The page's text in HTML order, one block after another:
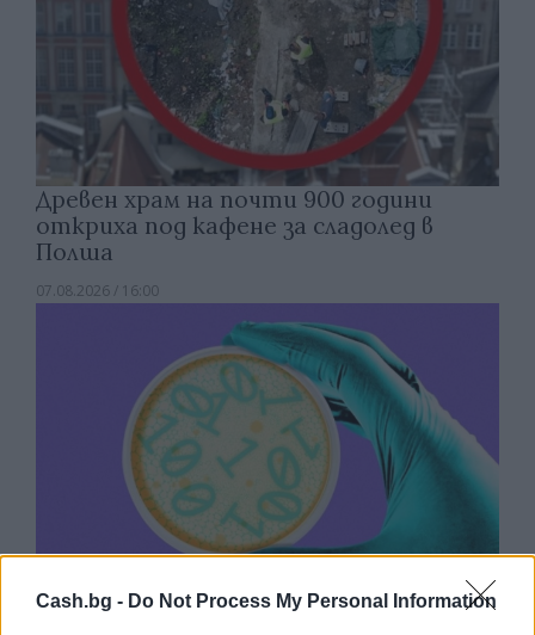
Cash.bg - Do Not Process My Personal Information
Древен храм на почти 900 години
откриха под кафене за сладолед в
Полша
07.08.2026 / 16:00